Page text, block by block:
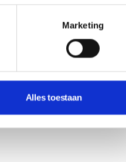
Marketing
Alles toestaan